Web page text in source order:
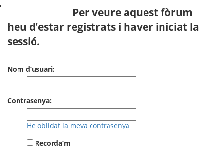
Per veure aquest fòrum
heu d’estar registrats i haver iniciat la
sessió.
Nom d’usuari:
Contrasenya:
He oblidat la meva contrasenya
Recorda’m